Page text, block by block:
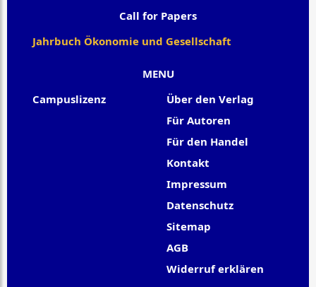
MENU
Campuslizenz
Über den Verlag
Für Autoren
Für den Handel
Kontakt
Impressum
Datenschutz
Sitemap
AGB
Widerruf erklären
Call for Papers
Jahrbuch Ökonomie und Gesellschaft